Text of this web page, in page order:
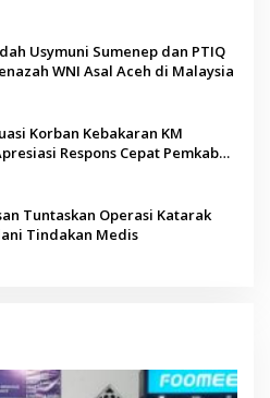
Usymuni Sumenep dan PTIQ
WNI Asal Aceh di Malaysia
Korban Kebakaran KM
Respons Cepat Pemkab
Tuntaskan Operasi Katarak
Tindakan Medis